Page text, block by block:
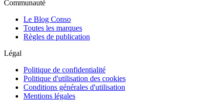
Communauté
Le Blog Conso
Toutes les marques
Règles de publication
Légal
Politique de confidentialité
Politique d'utilisation des cookies
Conditions générales d'utilisation
Mentions légales